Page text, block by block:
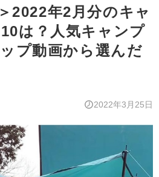
2022年2月分のキャ
は？人気キャンプ
プ動画から選んだ
2022年3月25日